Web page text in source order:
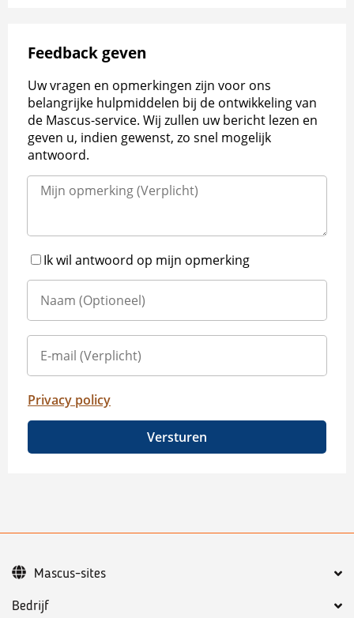
Feedback geven
Uw vragen en opmerkingen zijn voor ons
belangrijke hulpmiddelen bij de ontwikkeling van
de Mascus-service. Wij zullen uw bericht lezen en
geven u, indien gewenst, zo snel mogelijk
antwoord.
Ik wil antwoord op mijn opmerking
Privacy policy
Versturen
Bedrijf
Mascus-sites